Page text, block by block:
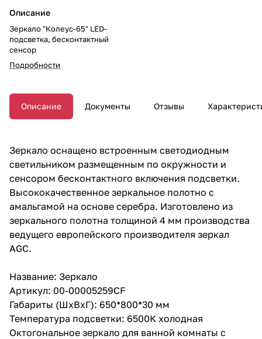
Описание
Зеркало "Колеус-65" LED-
подсветка, бесконтактный
сенсор
Подробности
Описание Документы Отзывы
Зеркало оснащено встроенным светодиодным
светильником размещенным по окружности и
сенсором бесконтактного включения подсветки.
Высококачественное зеркальное полотно с
амальгамой на основе серебра. Изготовлено из
зеркального полотна толщиной 4 мм производства
ведущего европейского производителя зеркал
AGC.
Название: Зеркало
Артикул: 00-00005259CF
Габариты (ШхВхГ): 650*800*30 мм
Температура подсветки: 6500К холодная
Октогональное зеркало для ванной комнаты с